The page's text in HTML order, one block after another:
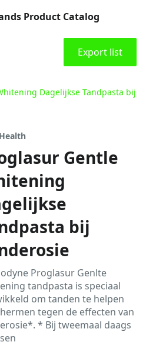
Product Catalog
Export list
Dagelijkse Tandpasta bij
Gentle
bij
Proglasur Genlte
tandpasta is speciaal
om tanden te helpen
tegen de effecten van
* Bij tweemaal daags